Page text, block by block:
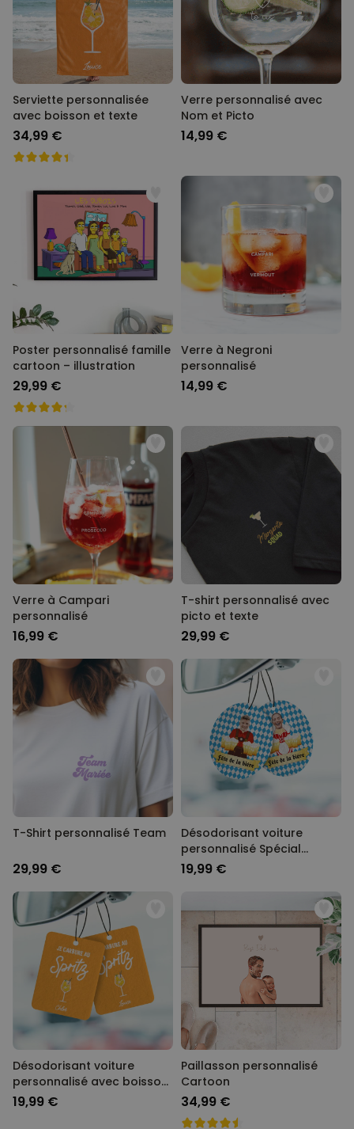
Personnalisable
Poster photo personnalisé
avec texte
exemplaires
vendus
29,99 €
Personnalisable
Chaussettes personnalisées
avec votre animal de
exemplaires
Personnalisable
Tablier de cuisine
personnalisé Édition limitée
plus de 2.400
exemplaires
29,99 €
Serviette personnalisée
avec boisson et texte
34,99 €
Verre personnalisé avec
Nom et Picto
14,99 €
Poster personnalisé famille
cartoon – illustration
29,99 €
Verre à Negroni
personnalisé
14,99 €
Verre à Campari
personnalisé
16,99 €
T-shirt personnalisé avec
picto et texte
29,99 €
T-Shirt personnalisé Team
29,99 €
Désodorisant voiture
personnalisé Spécial
Oktoberfest – Lot de 2
19,99 €
Désodorisant voiture
personnalisé avec boisson
et slogan - Lot de 2
19,99 €
Paillasson personnalisé
Cartoon
34,99 €